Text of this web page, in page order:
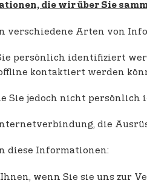
die wir über Sie
verschiedene Arten von
persönlich identifiziert
kontaktiert werden
Sie jedoch nicht
die
diese Informationen:
wenn Sie sie uns zur